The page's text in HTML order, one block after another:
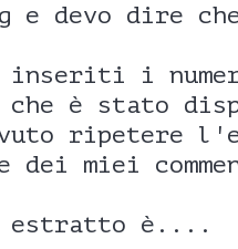
e devo dire
inseriti i
è stato
ripetere
dei miei
estratto è....